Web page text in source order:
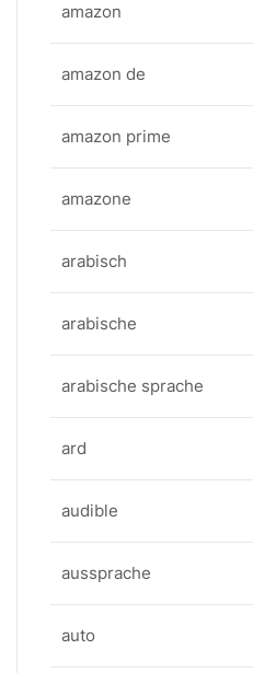
amazon
amazon de
amazon prime
amazone
arabisch
arabische
arabische sprache
ard
audible
aussprache
auto